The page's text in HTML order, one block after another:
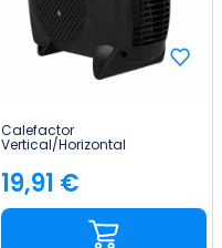
Calefactor
Vertical/Horizontal
Home
Precio
19,91 €